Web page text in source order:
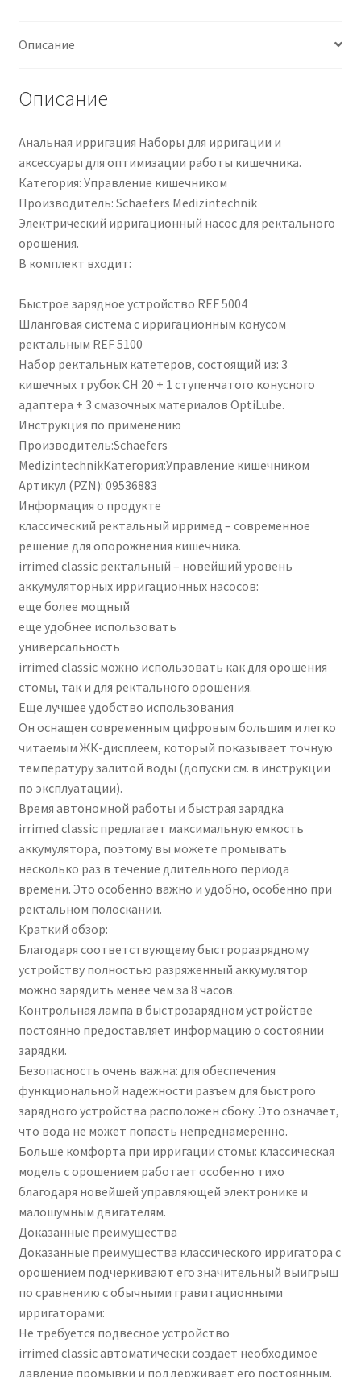
5000
PZN
09536883
Описание
Описание
Анальная ирригация Наборы для ирригации и
аксессуары для оптимизации работы кишечника.
Категория: Управление кишечником
Производитель: Schaefers Medizintechnik
Электрический ирригационный насос для ректального
орошения.
В комплект входит:
Быстрое зарядное устройство REF 5004
Шланговая система с ирригационным конусом
ректальным REF 5100
Набор ректальных катетеров, состоящий из: 3
кишечных трубок CH 20 + 1 ступенчатого конусного
адаптера + 3 смазочных материалов OptiLube.
Инструкция по применению
Производитель:Schaefers
MedizintechnikКатегория:Управление кишечником
Артикул (PZN): 09536883
Информация о продукте
классический ректальный ирримед – современное
решение для опорожнения кишечника.
irrimed classic ректальный – новейший уровень
аккумуляторных ирригационных насосов:
еще более мощный
еще удобнее использовать
универсальность
irrimed classic можно использовать как для орошения
стомы, так и для ректального орошения.
Еще лучшее удобство использования
Он оснащен современным цифровым большим и легко
читаемым ЖК-дисплеем, который показывает точную
температуру залитой воды (допуски см. в инструкции
по эксплуатации).
Время автономной работы и быстрая зарядка
irrimed classic предлагает максимальную емкость
аккумулятора, поэтому вы можете промывать
несколько раз в течение длительного периода
времени. Это особенно важно и удобно, особенно при
ректальном полоскании.
Краткий обзор:
Благодаря соответствующему быстроразрядному
устройству полностью разряженный аккумулятор
можно зарядить менее чем за 8 часов.
Контрольная лампа в быстрозарядном устройстве
постоянно предоставляет информацию о состоянии
зарядки.
Безопасность очень важна: для обеспечения
функциональной надежности разъем для быстрого
зарядного устройства расположен сбоку. Это означает,
что вода не может попасть непреднамеренно.
Больше комфорта при ирригации стомы: классическая
модель с орошением работает особенно тихо
благодаря новейшей управляющей электронике и
малошумным двигателям.
Доказанные преимущества
Доказанные преимущества классического ирригатора с
орошением подчеркивают его значительный выигрыш
по сравнению с обычными гравитационными
ирригаторами:
Не требуется подвесное устройство
irrimed classic автоматически создает необходимое
давление промывки и поддерживает его постоянным.